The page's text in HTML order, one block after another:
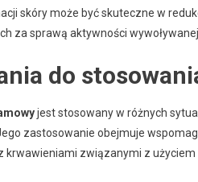
skóry może być skuteczne w
za sprawą aktywności
do
jest stosowany w różnych
zastosowanie obejmuje
krwawieniami związanymi z użyciem